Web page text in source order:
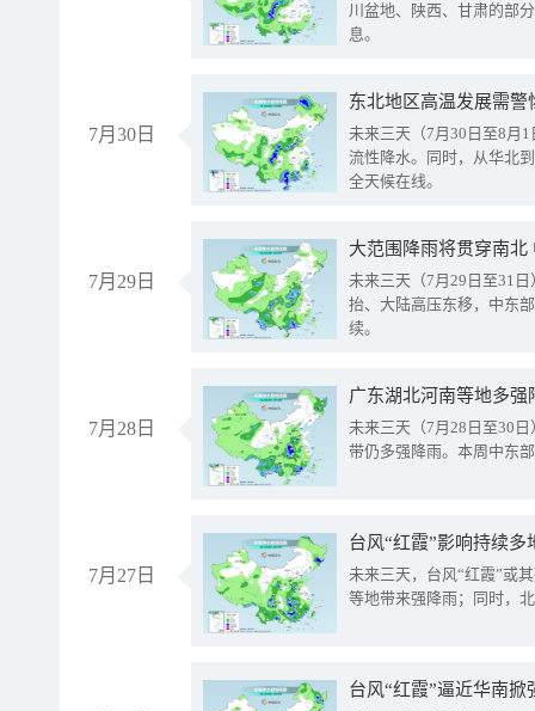
川盆地、陕西、甘肃的部
息。
7月30日
东北地区高温发展需
未来三天（7月30日至8月
流性降水。同时，从华北
全天候在线。
7月29日
大范围降雨将贯穿南
未来三天（7月29日至31
抬、大陆高压东移，中东
续。
7月28日
广东湖北河南等地多
未来三天（7月28日至30
带仍多强降雨。本周中东
7月27日
台风“红霞”影响持续
未来三天，台风“红霞”或
等地带来强降雨；同时，
台风“红霞”逼近华南